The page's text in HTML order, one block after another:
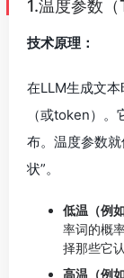
1.温度参数
技术原理：
在LLM生成文
（或token）
布。温度参数
状”。
低温（例
率词的概
择那些它
高温（例